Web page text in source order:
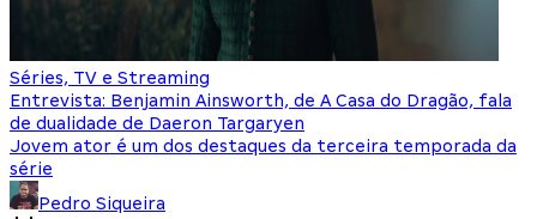
Séries, TV e Streaming
Entrevista: Benjamin Ainsworth, de A Casa do Dragão, fala
de dualidade de Daeron Targaryen
Jovem ator é um dos destaques da terceira temporada da
série
Pedro Siqueira